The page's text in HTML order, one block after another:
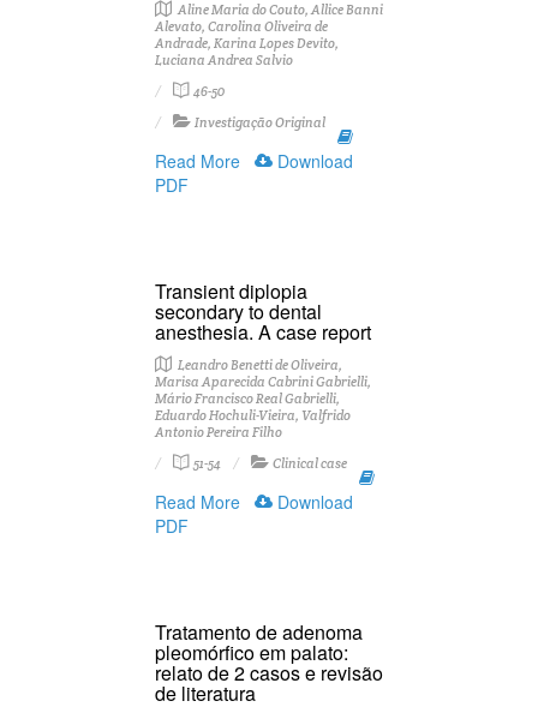
Aline Maria do Couto, Allice Banni
Alevato, Carolina Oliveira de
Andrade, Karina Lopes Devito,
Luciana Andrea Salvio
46-50
Investigação Original
Read More
Download
PDF
Transient diplopia
secondary to dental
anesthesia. A case report
Leandro Benetti de Oliveira,
Marisa Aparecida Cabrini Gabrielli,
Mário Francisco Real Gabrielli,
Eduardo Hochuli-Vieira, Valfrido
Antonio Pereira Filho
51-54
Clinical case
Read More
Download
PDF
Tratamento de adenoma
pleomórfico em palato:
relato de 2 casos e revisão
de literatura